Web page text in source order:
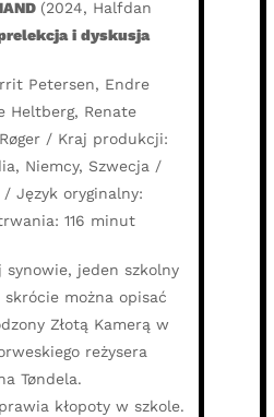
(2024, Halfdan
i dyskusja
Petersen, Endre
Heltberg, Renate
/ Kraj produkcji:
Niemcy, Szwecja /
Język oryginalny:
116 minut
jeden szkolny
można opisać
Złotą Kamerą w
reżysera
Tøndela.
kłopoty w szkole.